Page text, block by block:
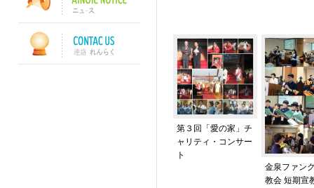
第３回「愛の家」チ
ャリティ・コンサー
ト
金泉ファン
教会 短期宣